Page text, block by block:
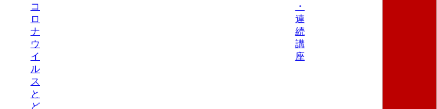
コ
ロ
ナ
ウ
イ
ル
ス
と
ど
・
連
続
講
座